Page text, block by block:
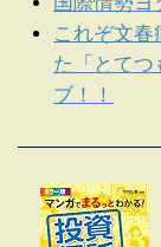
これぞ文春
た「とてつ
ブ！！